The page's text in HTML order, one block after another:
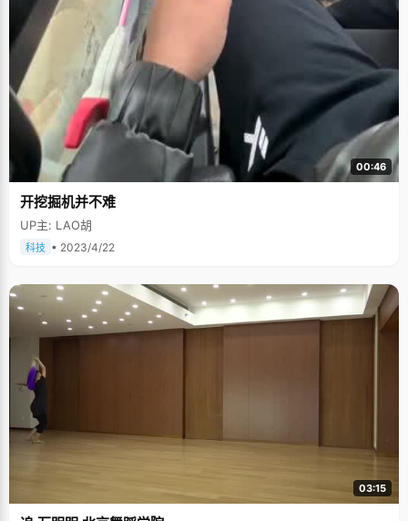
00:46
开挖掘机并不难
UP主: LAO胡
科技 • 2023/4/22
03:15